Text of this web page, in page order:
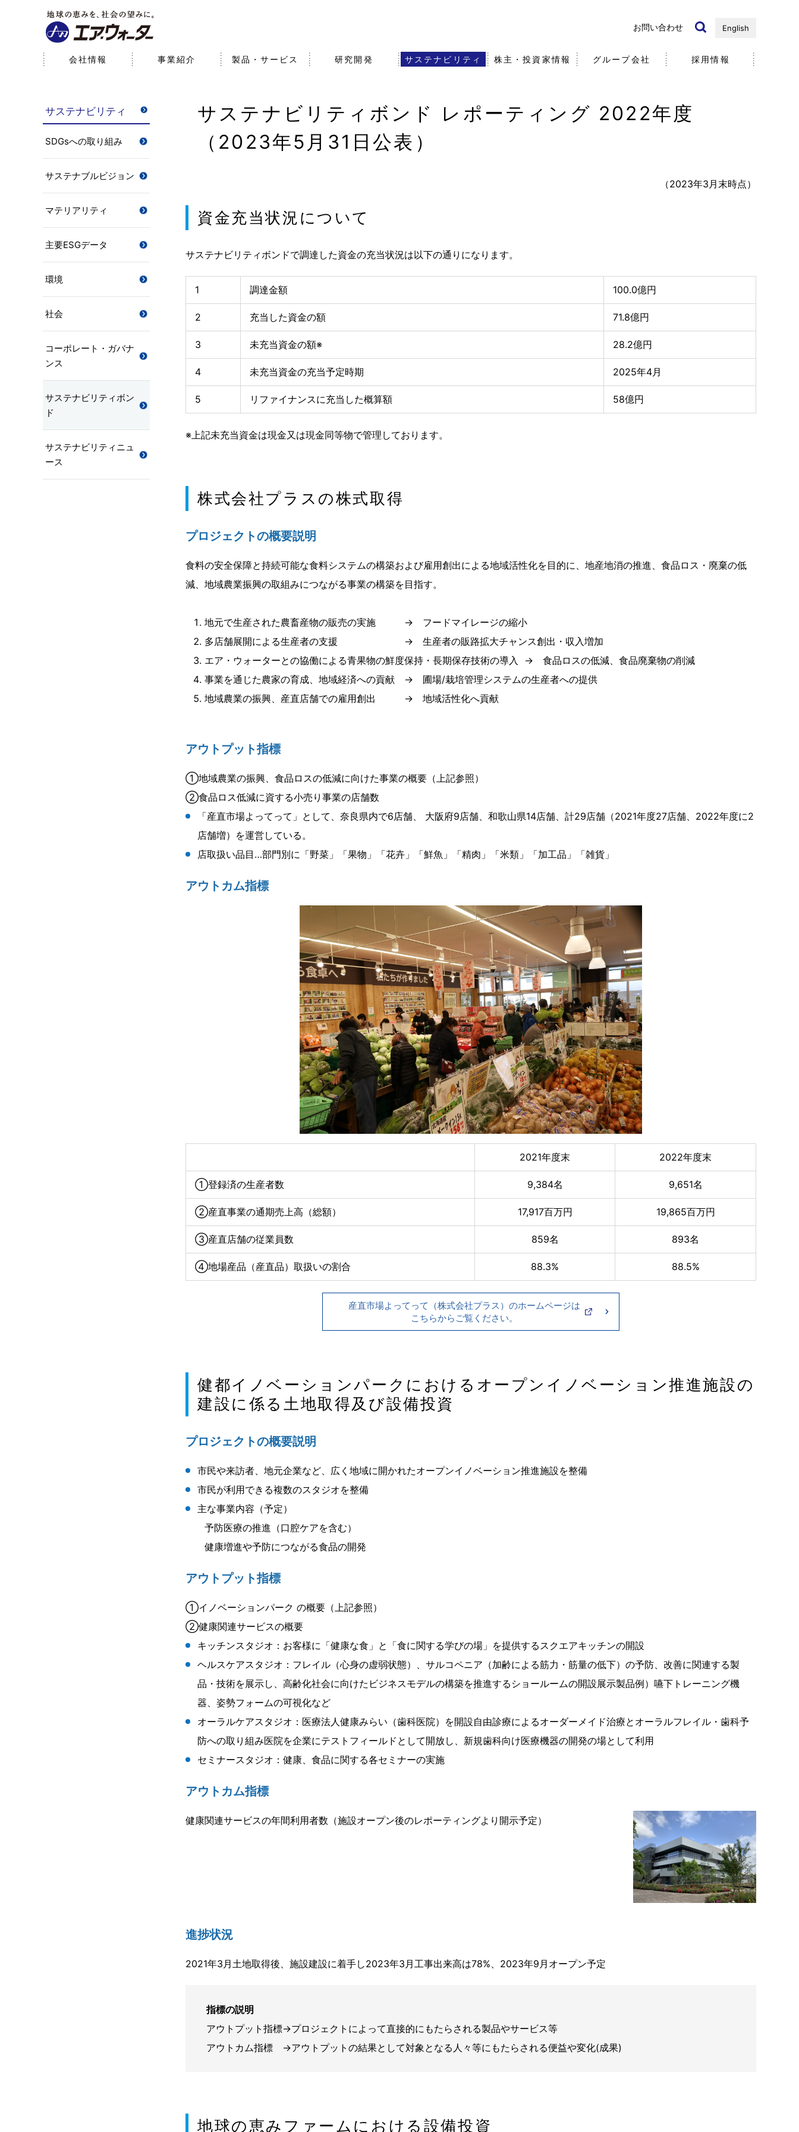
サステナビリティ
SDGsへの取り組み
サステナブルビジョン
マテリアリティ
主要ESGデータ
環境
社会
コーポレート・ガバナ
ンス
サステナビリティボン
ド
サステナビリティニュ
ース
サステナビリティボンド レポーティング 2022年度
（2023年5月31日公表）
（2023年3月末時点）
資金充当状況について
サステナビリティボンドで調達した資金の充当状況は以下の通りになります。
1 調達金額 100.0億円
2 充当した資金の額 71.8億円
3 未充当資金の額※ 28.2億円
4 未充当資金の充当予定時期 2025年4月
5 リファイナンスに充当した概算額 58億円
※上記未充当資金は現金又は現金同等物で管理しております。
株式会社プラスの株式取得
プロジェクトの概要説明
食料の安全保障と持続可能な食料システムの構築および雇用創出による地域活性化を目的に、地産地消の推進、食品ロス・廃棄の低
減、地域農業振興の取組みにつながる事業の構築を目指す。
地元で生産された農畜産物の販売の実施 → フードマイレージの縮小
多店舗展開による生産者の支援 → 生産者の販路拡大チャンス創出・収入増加
エア・ウォーターとの協働による青果物の鮮度保持・長期保存技術の導入 → 食品ロスの低減、食品廃棄物の削減
事業を通じた農家の育成、地域経済への貢献 → 圃場/栽培管理システムの生産者への提供
地域農業の振興、産直店舗での雇用創出 → 地域活性化へ貢献
アウトプット指標
①地域農業の振興、食品ロスの低減に向けた事業の概要（上記参照）
②食品ロス低減に資する小売り事業の店舗数
「産直市場よってって」として、奈良県内で6店舗、 大阪府9店舗、和歌山県14店舗、計29店舗（2021年度27店舗、2022年度に2
店舗増）を運営している。
店取扱い品目…部門別に「野菜」「果物」「花卉」「鮮魚」「精肉」「米類」「加工品」「雑貨」
アウトカム指標
2021年度末 2022年度末
①登録済の生産者数 9,384名 9,651名
②産直事業の通期売上高（総額） 17,917百万円 19,865百万円
③産直店舗の従業員数 859名 893名
④地場産品（産直品）取扱いの割合 88.3% 88.5%
産直市場よってって（株式会社プラス）のホームページは
こちらからご覧ください。
健都イノベーションパークにおけるオープンイノベーション推進施設の
建設に係る土地取得及び設備投資
プロジェクトの概要説明
市民や来訪者、地元企業など、広く地域に開かれたオープンイノベーション推進施設を整備
市民が利用できる複数のスタジオを整備
主な事業内容（予定）
予防医療の推進（口腔ケアを含む）
健康増進や予防につながる食品の開発
アウトプット指標
①イノベーションパーク の概要（上記参照）
②健康関連サービスの概要
キッチンスタジオ：お客様に「健康な食」と「食に関する学びの場」を提供するスクエアキッチンの開設
ヘルスケアスタジオ：フレイル（心身の虚弱状態）、サルコペニア（加齢による筋力・筋量の低下）の予防、改善に関連する製
品・技術を展示し、高齢化社会に向けたビジネスモデルの構築を推進するショールームの開設展示製品例）嚥下トレーニング機
器、姿勢フォームの可視化など
オーラルケアスタジオ：医療法人健康みらい（歯科医院）を開設自由診療によるオーダーメイド治療とオーラルフレイル・歯科予
防への取り組み医院を企業にテストフィールドとして開放し、新規歯科向け医療機器の開発の場として利用
セミナースタジオ：健康、食品に関する各セミナーの実施
アウトカム指標
健康関連サービスの年間利用者数（施設オープン後のレポーティングより開示予定）
進捗状況
2021年3月土地取得後、施設建設に着手し2023年3月工事出来高は78%、2023年9月オープン予定
指標の説明
アウトプット指標→プロジェクトによって直接的にもたらされる製品やサービス等
アウトカム指標 →アウトプットの結果として対象となる人々等にもたらされる便益や変化(成果)
地球の恵みファームにおける設備投資
お問い合わせ English
経営理念
パーパス
基本情報
役員一覧
沿革・歴史
組織図
事業拠点（国内・海外）
エア・ウォーター
会社情報
産業事業（産業ガス・エネ
ルギー）
医療事業 農業・食品事業 その他事業
事業紹介 製品・サービス
研究開発体制 知的財産戦略 オープンイノベーション 近年の研究開発事例
研究開発
サステナブルビジョン
SDGsへの取り組み
環境
サステナビリティ
経営方針 財務データ 株式・社債情報 IRライブラリ 個人投資家の皆様へ
株主・投資家情報 グループ会社 採用情報